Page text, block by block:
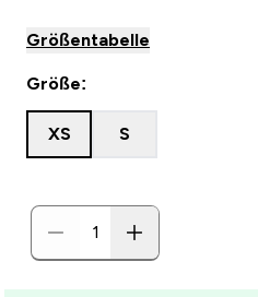
Größentabelle
Größe:
XS S